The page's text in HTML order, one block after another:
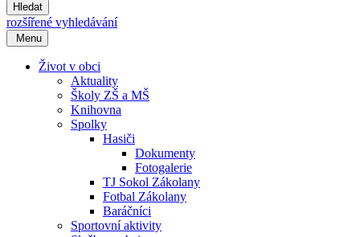
Hledat
rozšířené vyhledávání
Menu
Život v obci
Aktuality
Školy ZŠ a MŠ
Knihovna
Spolky
Hasiči
Dokumenty
Fotogalerie
TJ Sokol Zákolany
Fotbal Zákolany
Baráčníci
Sportovní aktivity